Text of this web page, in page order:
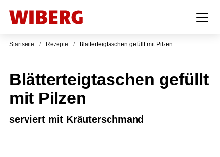
Startseite / Rezepte / Blätterteigtaschen gefüllt mit Pilzen
Blätterteigtaschen gefüllt
mit Pilzen
serviert mit Kräuterschmand